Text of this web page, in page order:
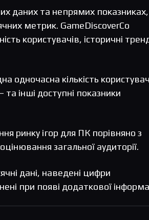
даних та непрямих показниках,
метрик. GameDiscoverCo
користувачів, історичні
одночасна кількість
інші доступні показники
ринку ігор для ПК порівняно з
загальної аудиторії.
дані, наведені цифри
при появі додаткової